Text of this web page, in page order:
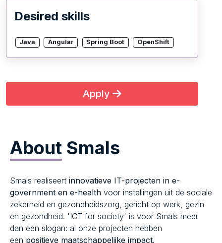
Desired skills
Java Angular Spring Boot OpenShift
Apply
About Smals
Smals realiseert innovatieve IT-projecten in e-
government en e-health voor instellingen uit de sociale
zekerheid en gezondheidszorg, gericht op werk, gezin
en gezondheid. 'ICT for society' is voor Smals meer
dan een slogan: al onze projecten hebben
een positieve maatschappelijke impact.